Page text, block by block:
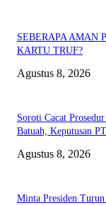
SEBERAPA AMAN
KARTU TRUF?
Agustus 8, 2026
Soroti Cacat
Batuah, Keputusan
Agustus 8, 2026
Minta Presiden